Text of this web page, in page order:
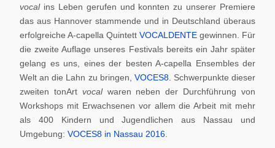
vocal ins Leben gerufen und konnten zu unserer Premiere
das aus Hannover stammende und in Deutschland überaus
erfolgreiche A-capella Quintett VOCALDENTE gewinnen. Für
die zweite Auflage unseres Festivals bereits ein Jahr später
gelang es uns, eines der besten A-capella Ensembles der
Welt an die Lahn zu bringen, VOCES8. Schwerpunkte dieser
zweiten tonArt vocalwaren neben der Durchführung von
Workshops mit Erwachsenen vor allem die Arbeit mit mehr
als 400 Kindern und Jugendlichen aus Nassau und
Umgebung: VOCES8 in Nassau 2016